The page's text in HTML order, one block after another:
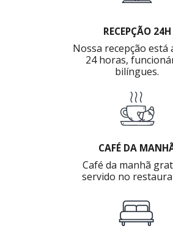
RECEPÇÃO 24H
Nossa recepção está
24 horas,
bilíngues.
CAFÉ DA
Café da manhã
servido no